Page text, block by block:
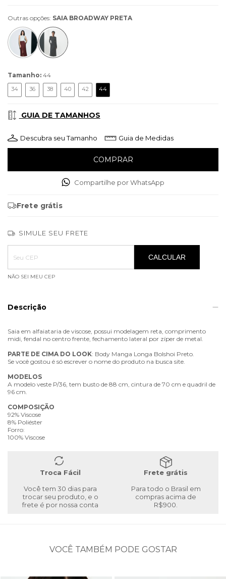
Outras opções: SAIA BROADWAY PRETA
Tamanho: 44
34 36 38 40 42 44
GUIA DE TAMANHOS
Descubra seu Tamanho Guia de Medidas
Compartilhe por WhatsApp
Frete grátis
SIMULE SEU FRETE
Entregas para o CEP:
ALTERAR CEP
CALCULAR
NÃO SEI MEU CEP
Descrição
Saia em alfaiataria de viscose, possui modelagem reta, comprimento
midi, fendal no centro frente, fechamento lateral por zíper de metal.
PARTE DE CIMA DO LOOK: Body Manga Longa Bolshoi Preto.
Se você gostou é só escrever o nome do produto na busca site.
MODELOS
A modelo veste P/36, tem busto de 88 cm, cintura de 70 cm e quadril de
96 cm.
COMPOSIÇÃO
92% Viscose
8% Poliéster
Forro:
100% Viscose
Troca Fácil
Você tem 30 dias para
trocar seu produto, e o
frete é por nossa conta
Frete grátis
Para todo o Brasil em
compras acima de
R$900.
VOCÊ TAMBÉM PODE GOSTAR